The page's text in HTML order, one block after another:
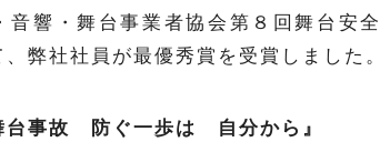
音響・舞台事業者協会第８回舞台安
弊社社員が最優秀賞を受賞しました
台事故 防ぐ一歩は 自分から』